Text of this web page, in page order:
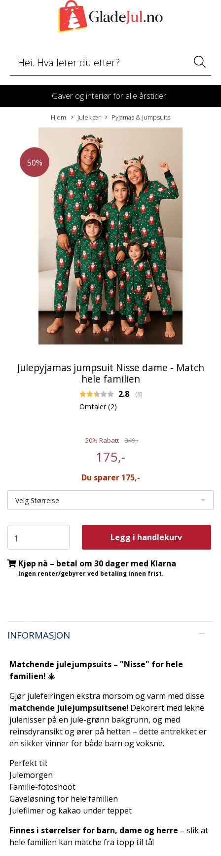
Gaver og interiør for alle årstider
Hjem Juleklær Pyjamas & Jumpsuits
50%
Julepyjamas jumpsuit Nisse dame - Match
hele familien
Gjennomsnittskarakter:
2.8 (stemmer:
8)
Omtaler (2)
50% Rabatt 349,-
175,-
Du sparer 175,-
Velg Størrelse
Legg i handlekurv
Kjøp nå – betal om 30 dager med Klarna
Ingen renter/gebyrer ved betaling innen frist.
INFORMASJON
Matchende julejumpsuits – "Nisse" for hele
familien! 🎄
Gjør julefeiringen ekstra morsom og varm med disse
matchende julejumpsuitsene! Dekorert med lekne
julenisser på en jule-grønn bakgrunn, og med
reinsdyransikt og ører på hetten – dette antrekket er
en sikker vinner for både barn og voksne.
Perfekt til:
Julemorgen
Familie-fotoshoot
Gaveløsning for hele familien
Julefilmer og kakao under teppet
Finnes i størrelser for barn, dame og herre – slik at
hele familien kan matche fra topp til tå!